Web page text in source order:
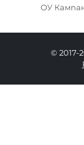
ОУ
© 2017-